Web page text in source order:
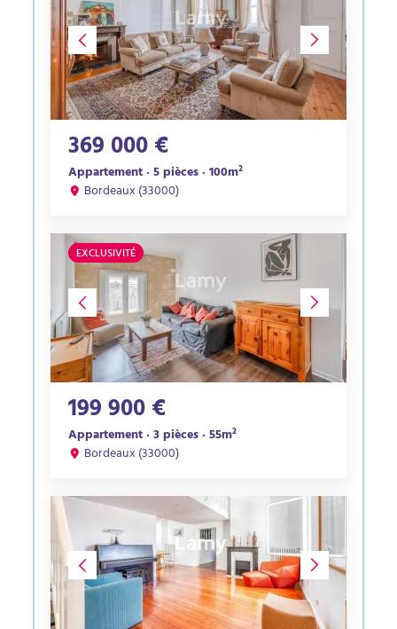
369 000 €
Appartement · 5 pièces · 100m²
Bordeaux (33000)
EXCLUSIVITÉ
199 900 €
Appartement · 3 pièces · 55m²
Bordeaux (33000)